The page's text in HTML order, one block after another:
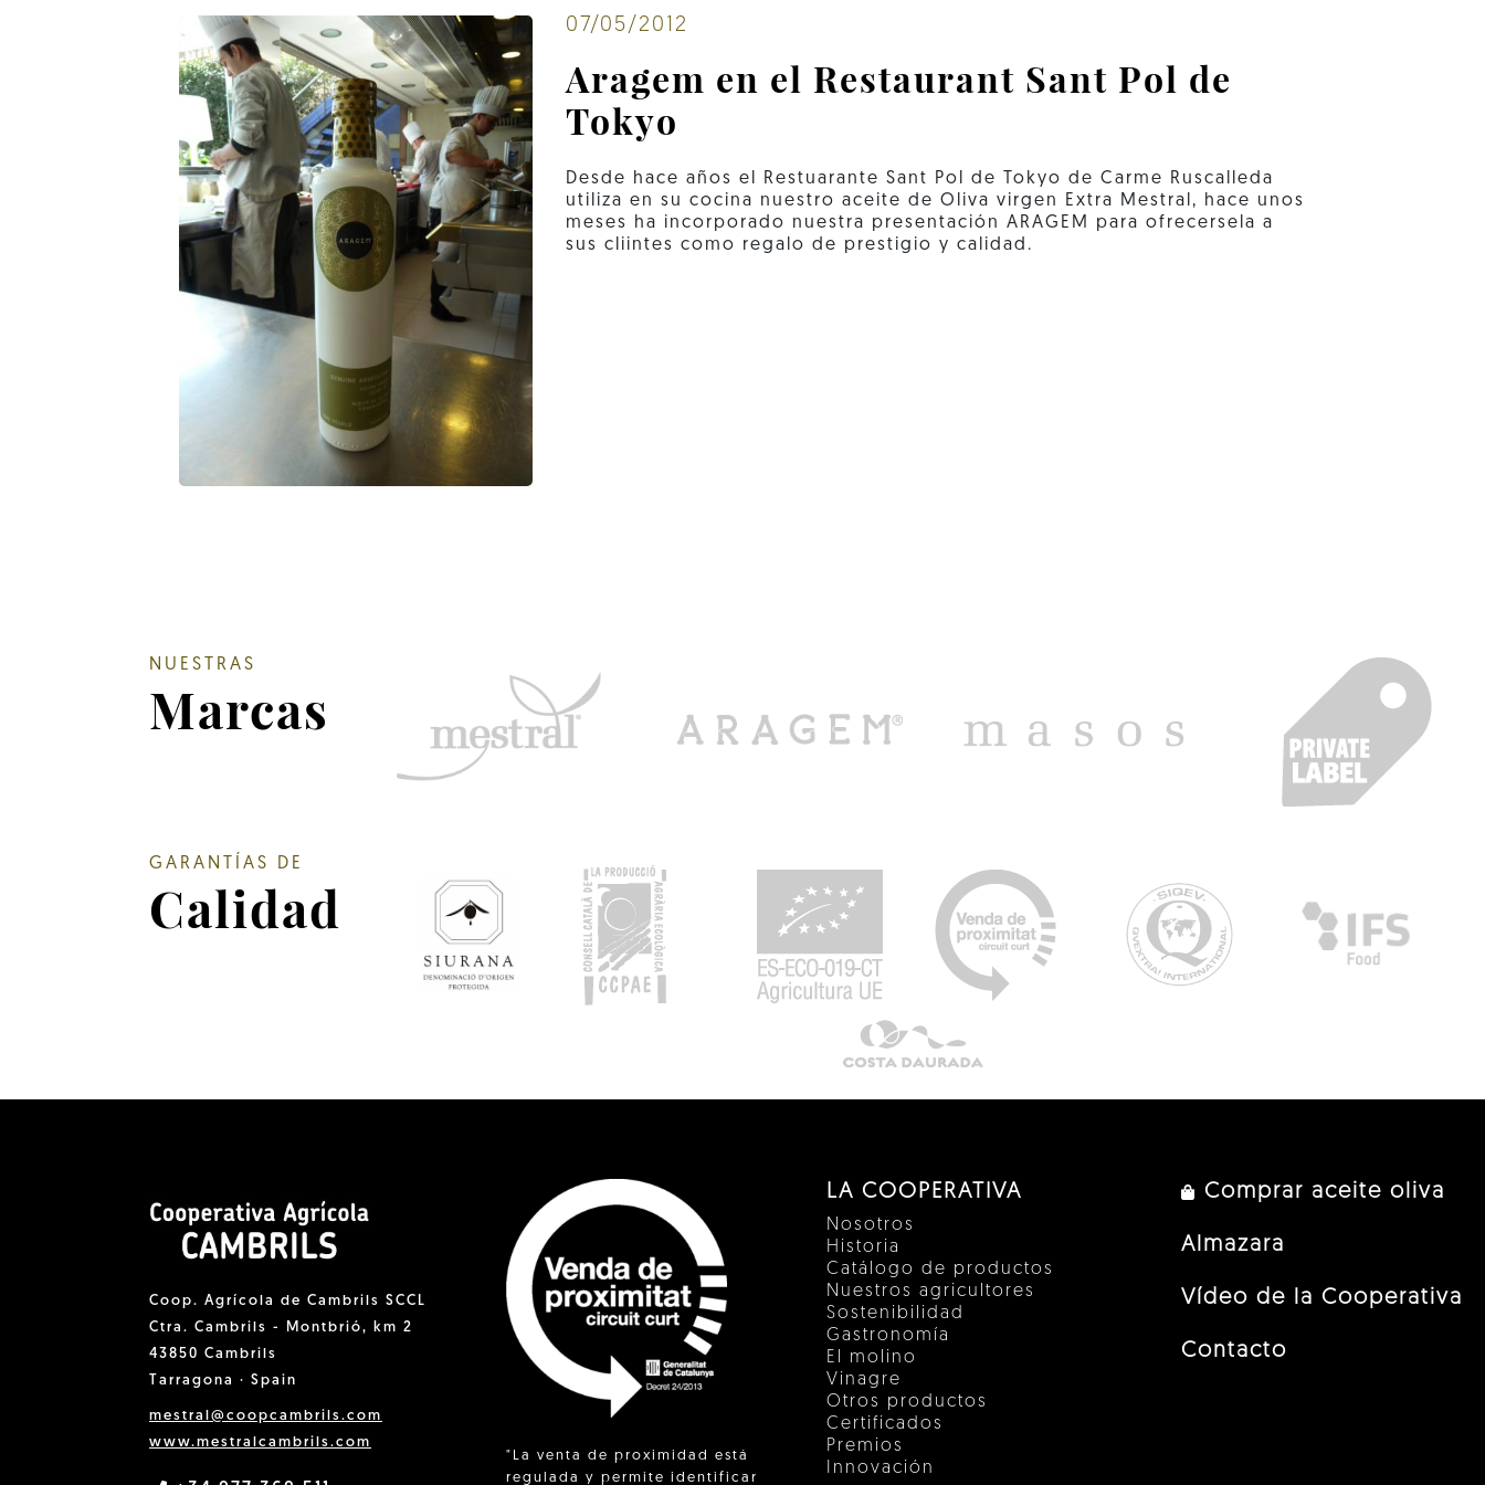
07/05/2012
Aragem en el Restaurant Sant Pol de
Tokyo
Desde hace años el Restuarante Sant Pol de Tokyo de Carme Ruscalleda
utiliza en su cocina nuestro aceite de Oliva virgen Extra Mestral, hace unos
meses ha incorporado nuestra presentación ARAGEM para ofrecersela a
sus cliintes como regalo de prestigio y calidad.
NUESTRAS
Marcas
GARANTÍAS DE
Calidad
Coop. Agrícola de Cambrils SCCL
Ctra. Cambrils - Montbrió, km 2
43850 Cambrils
Tarragona · Spain
mestral@coopcambrils.com
www.mestralcambrils.com
"La venta de proximidad está
regulada y permite identificar
LA COOPERATIVA
Nosotros
Historia
Catálogo de productos
Nuestros agricultores
Sostenibilidad
Gastronomía
El molino
Vinagre
Otros productos
Certificados
Premios
Innovación
Comprar aceite oliva
Almazara
Vídeo de la Cooperativa
Contacto